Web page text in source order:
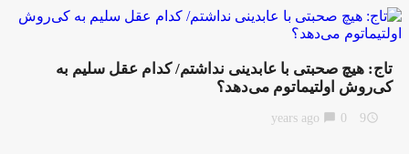
تاج: هیچ صحبتی با عابدینی نداشتم/ کدام عقل سلیم به
کی‌روش اولتیماتوم می‌دهد؟
access_time
9 years ago
chat_bubble